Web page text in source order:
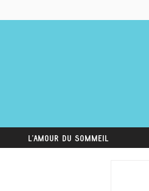
L'amour du sommeil